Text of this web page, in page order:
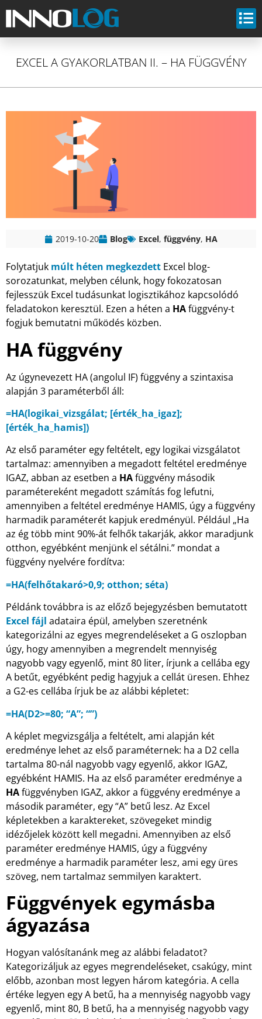
EXCEL A GYAKORLATBAN II. – HA FÜGGVÉNY
2019-10-20 Blog Excel, függvény, HA
Folytatjuk múlt héten megkezdett Excel blog-
sorozatunkat, melyben célunk, hogy fokozatosan
fejlesszük Excel tudásunkat logisztikához kapcsolódó
feladatokon keresztül. Ezen a héten a HAfüggvény-t
fogjuk bemutatni működés közben.
HA függvény
Az úgynevezett HA (angolul IF) függvény a szintaxisa
alapján 3 paraméterből áll:
=HA(logikai_vizsgálat; [érték_ha_igaz];
[érték_ha_hamis])
Az első paraméter egy feltételt, egy logikai vizsgálatot
tartalmaz: amennyiben a megadott feltétel eredménye
IGAZ, abban az esetben a HAfüggvény második
paramétereként megadott számítás fog lefutni,
amennyiben a feltétel eredménye HAMIS, úgy a függvény
harmadik paraméterét kapjuk eredményül. Például „Ha
az ég több mint 90%-át felhők takarják, akkor maradjunk
otthon, egyébként menjünk el sétálni.” mondat a
függvény nyelvére fordítva:
=HA(felhőtakaró>0,9; otthon; séta)
Példánk továbbra is az előző bejegyzésben bemutatott
Excel fájl adataira épül, amelyben szeretnénk
kategorizálni az egyes megrendeléseket a G oszlopban
úgy, hogy amennyiben a megrendelt mennyiség
nagyobb vagy egyenlő, mint 80 liter, írjunk a cellába egy
A betűt, egyébként pedig hagyjuk a cellát üresen. Ehhez
a G2-es cellába írjuk be az alábbi képletet:
=HA(D2>=80; “A”; “”)
A képlet megvizsgálja a feltételt, ami alapján két
eredménye lehet az első paraméternek: ha a D2 cella
tartalma 80-nál nagyobb vagy egyenlő, akkor IGAZ,
egyébként HAMIS. Ha az első paraméter eredménye a
HAfüggvényben IGAZ, akkor a függvény eredménye a
második paraméter, egy “A” betű lesz. Az Excel
képletekben a karaktereket, szövegeket mindig
idézőjelek között kell megadni. Amennyiben az első
paraméter eredménye HAMIS, úgy a függvény
eredménye a harmadik paraméter lesz, ami egy üres
szöveg, nem tartalmaz semmilyen karaktert.
Függvények egymásba
ágyazása
Hogyan valósítanánk meg az alábbi feladatot?
Kategorizáljuk az egyes megrendeléseket, csakúgy, mint
előbb, azonban most legyen három kategória. A cella
értéke legyen egy A betű, ha a mennyiség nagyobb vagy
egyenlő, mint 80, B betű, ha a mennyiség nagyobb vagy